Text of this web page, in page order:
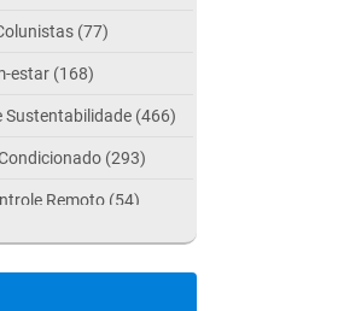
(77)
estar (168)
Sustentabilidade (466)
(293)
Remoto (54)